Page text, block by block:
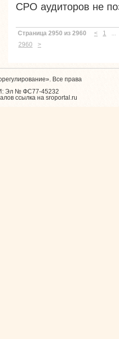
СРО аудиторов не
Страница 2950 из 2960 < 1
...
2960
>
Все права
Эл № ФС77-45232
ссылка на sroportal.ru